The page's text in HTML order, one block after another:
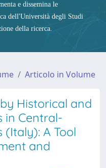
e dissemina le
dell'Università degli Studi
della ricerca.
Articolo in Volume
Historical and
in Central-
(Italy): A Tool
and